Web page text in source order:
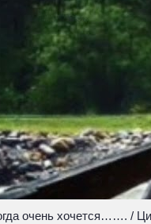
очень хочется……. /